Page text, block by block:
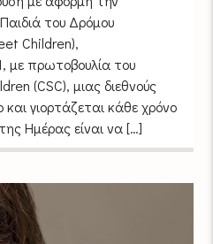
του Δρόμου
Children),
με πρωτοβουλία του
(CSC), μιας διεθνούς
γιορτάζεται κάθε χρόνο
Ημέρας είναι να […]